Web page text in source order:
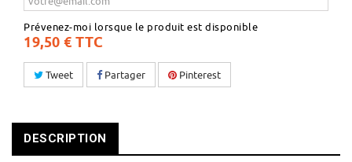
Prévenez-moi lorsque le produit est disponible
19,50 € TTC
Tweet Partager Pinterest
DESCRIPTION